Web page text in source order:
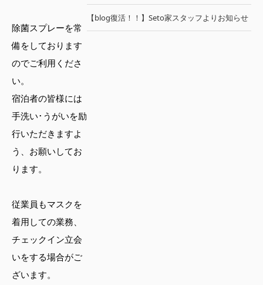
除菌スプレーを常
備をしております
のでご利用くださ
い。
宿泊者の皆様には
手洗い･うがいを励
行いただきますよ
う、お願いしてお
ります。
従業員もマスクを
着用しての業務、
チェックイン立会
いをする場合がご
ざいます。
【blog復活！！】Seto家スタッフよりお知らせ